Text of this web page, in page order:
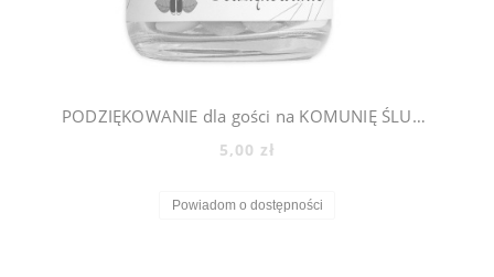
PODZIĘKOWANIE dla gości na KOMUNIĘ ŚLUB CHRZEST - mini słoiczki + cukierki lentilki, 500_6
5,00 zł
Powiadom o dostępności